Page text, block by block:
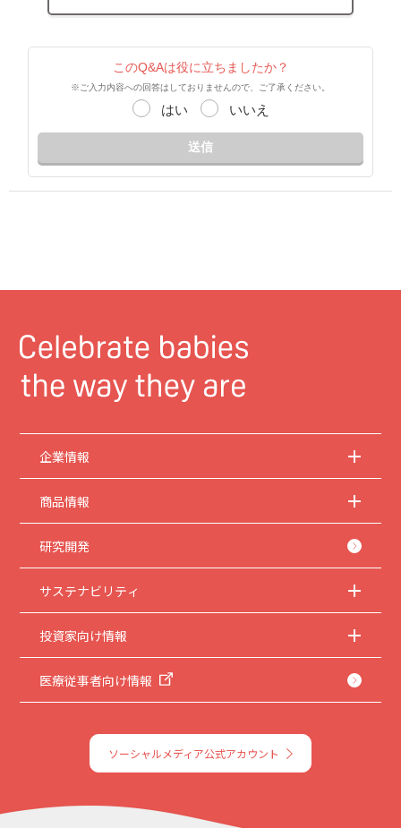
このQ&Aは役に立ちましたか？
※ご入力内容への回答はしておりませんので、ご了承ください。
はい いいえ
送信
企業情報
商品情報
研究開発
サステナビリティ
投資家向け情報
医療従事者向け情報
ソーシャルメディア公式アカウント